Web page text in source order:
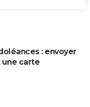
: envoyer
carte